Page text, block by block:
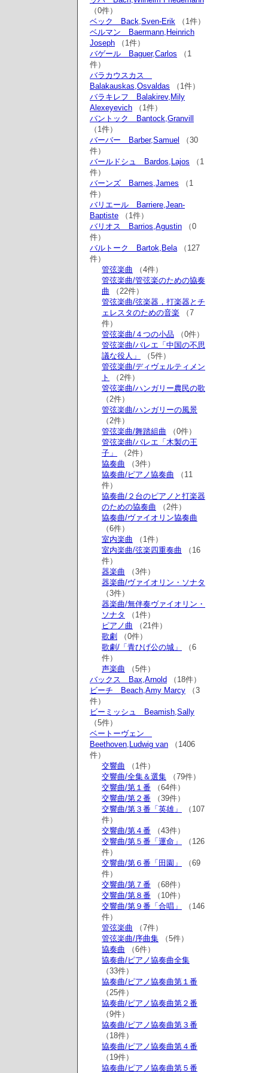
（0件）
ベック Back,Sven-Erik （1件）
ベルマン Baermann,Heinrich
Joseph （1件）
バゲール Baguer,Carlos （1
件）
バラカウスカス
Balakauskas,Osvaldas （1件）
バラキレフ Balakirev,Mily
Alexeyevich （1件）
バントック Bantock,Granvill
（1件）
バーバー Barber,Samuel
（30
件）
バールドシュ Bardos,Lajos （1
件）
バーンズ Barnes,James （1
件）
バリエール Barriere,Jean-
Baptiste （1件）
バリオス Barrios,Agustin （0
件）
バルトーク Bartok,Bela（127
件）
管弦楽曲 （4件）
管弦楽曲/管弦楽のための協奏
曲 （22件）
管弦楽曲/弦楽器，打楽器とチ
ェレスタのための音楽 （7
件）
管弦楽曲/４つの小品 （0件）
管弦楽曲/バレエ「中国の不思
議な役人」
（5件）
管弦楽曲/ディヴェルティメン
ト
（2件）
管弦楽曲/ハンガリー農民の歌
（2件）
管弦楽曲/ハンガリーの風景
（2件）
管弦楽曲/舞踏組曲 （0件）
管弦楽曲/バレエ「木製の王
子」
（2件）
協奏曲 （3件）
協奏曲/ピアノ協奏曲 （11
件）
協奏曲/２台のピアノと打楽器
のための協奏曲 （2件）
協奏曲/ヴァイオリン協奏曲
（6件）
室内楽曲 （1件）
室内楽曲/弦楽四重奏曲 （16
件）
器楽曲 （3件）
器楽曲/ヴァイオリン・ソナタ
（3件）
器楽曲/無伴奏ヴァイオリン・
ソナタ
（1件）
ピアノ曲 （21件）
歌劇
（0件）
歌劇/「青ひげ公の城」
（6
件）
声楽曲 （5件）
バックス Bax,Arnold （18件）
ビーチ Beach,Amy Marcy （3
件）
ビーミッシュ Beamish,Sally
（5件）
ベートーヴェン
Beethoven,Ludwig van （1406
件）
交響曲 （1件）
交響曲/全集＆選集 （79件）
交響曲/第１番 （64件）
交響曲/第２番 （39件）
交響曲/第３番「英雄」
（107
件）
交響曲/第４番 （43件）
交響曲/第５番「運命」
（126
件）
交響曲/第６番「田園」
（69
件）
交響曲/第７番 （68件）
交響曲/第８番 （10件）
交響曲/第９番「合唱」
（146
件）
管弦楽曲 （7件）
管弦楽曲/序曲集 （5件）
協奏曲 （6件）
協奏曲/ピアノ協奏曲全集
（33件）
協奏曲/ピアノ協奏曲第１番
（25件）
協奏曲/ピアノ協奏曲第２番
（9件）
協奏曲/ピアノ協奏曲第３番
（18件）
協奏曲/ピアノ協奏曲第４番
（19件）
協奏曲/ピアノ協奏曲第５番